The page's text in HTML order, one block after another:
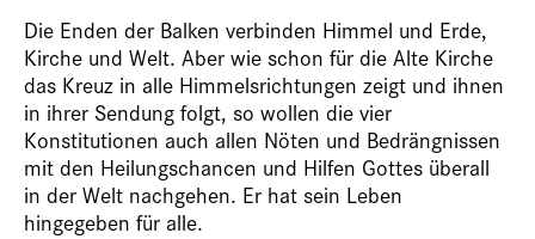
Die Enden der Balken verbinden Himmel und Erde,
Kirche und Welt. Aber wie schon für die Alte Kirche
das Kreuz in alle Himmelsrichtungen zeigt und ihnen
in ihrer Sendung folgt, so wollen die vier
Konstitutionen auch allen Nöten und Bedrängnissen
mit den Heilungschancen und Hilfen Gottes überall
in der Welt nachgehen. Er hat sein Leben
hingegeben für alle.